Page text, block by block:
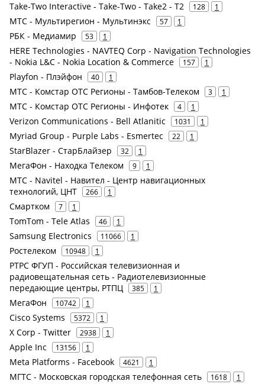
Take-Two Interactive - Take-Two - Take2 - T2 128 1
МТС - Мультирегион - Мультинэкс 57 1
РБК - Медиамир 53 1
HERE Technologies - NAVTEQ Corp - Navigation Technologies
- Nokia L&C - Nokia Location & Commerce
157 1
Playfon - Плэйфон 40 1
МТС - Комстар ОТС Регионы - Тамбов-Телеком 3 1
МТС - Комстар ОТС Регионы - Инфотек 4 1
Verizon Communications - Bell Atlanitic 1031 1
Myriad Group - Purple Labs - Esmertec 22 1
StarBlazer - СтарБлайзер 32 1
МегаФон - Находка Телеком 9 1
МТС - Navitel - Навител - Центр навигационных
технологий, ЦНТ
266 1
Смартком 7 1
TomTom - Tele Atlas 46 1
Samsung Electronics 11066 1
Ростелеком 10948 1
РТРС ФГУП - Российская телевизионная и
радиовещательная сеть - Радиотелевизионные
передающие центры, РТПЦ
385 1
МегаФон 10742 1
Cisco Systems 5372 1
X Corp - Twitter 2938 1
Apple Inc 13156 1
Meta Platforms - Facebook 4621 1
МГТС - Московская городская телефонная сеть 1618 1